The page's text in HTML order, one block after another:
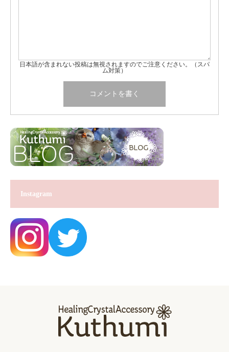
日本語が含まれない投稿は無視されますのでご注意ください。（スパ
ム対策）
Instagram